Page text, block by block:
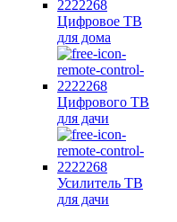
Цифровое ТВ
для дома
Цифрового ТВ
для дачи
Усилитель ТВ
для дачи